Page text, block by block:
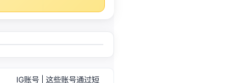
IG账号 | 这些账号通过短